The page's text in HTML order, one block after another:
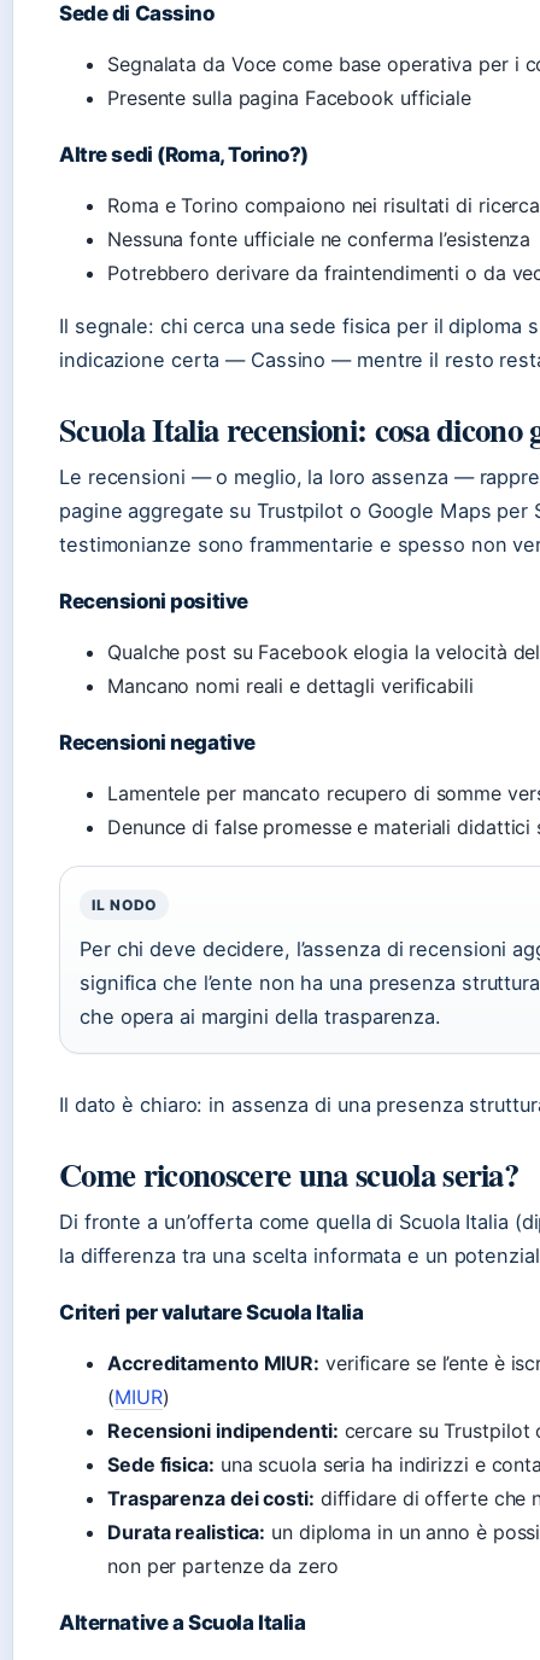
Sede di Cassino
Segnalata da Voce come base operativa per i
Presente sulla pagina Facebook ufficiale
Altre sedi (Roma, Torino?)
Roma e Torino compaiono nei risultati di
Nessuna fonte ufficiale ne conferma l’esistenza
Potrebbero derivare da fraintendimenti o da
Il segnale: chi cerca una sede fisica per il diploma
indicazione certa — Cassino — mentre il resto
Scuola Italia recensioni: cosa dicono
Le recensioni — o meglio, la loro assenza —
pagine aggregate su Trustpilot o Google Maps per
testimonianze sono frammentarie e spesso non
Recensioni positive
Qualche post su Facebook elogia la velocità
Mancano nomi reali e dettagli verificabili
Recensioni negative
Lamentele per mancato recupero di somme
Denunce di false promesse e materiali
IL NODO
Per chi deve decidere, l’assenza di recensioni
significa che l’ente non ha una presenza
che opera ai margini della trasparenza.
Il dato è chiaro: in assenza di una presenza
Come riconoscere una scuola seria?
Di fronte a un’offerta come quella di Scuola Italia
la differenza tra una scelta informata e un
Criteri per valutare Scuola Italia
Accreditamento MIUR: verificare se l’ente è
(MIUR)
Recensioni indipendenti: cercare su Trustpilot
Sede fisica: una scuola seria ha indirizzi e
Trasparenza dei costi: diffidare di offerte che
Durata realistica: un diploma in un anno è
non per partenze da zero
Alternative a Scuola Italia